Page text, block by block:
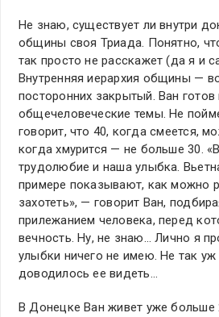
Не знаю, существует ли внутри
общины своя Триада. Понятно,
так просто не расскажет (да я и
Внутренняя иерархия общины —
посторонних закрытый. Ван готов
общечеловеческие темы. Не
говорит, что 40, когда смеется,
когда хмурится — не больше 30.
трудолюбие и наша улыбка.
примере показывают, как можно
захотеть», — говорит Ван,
прилежанием человека, перед
вечность. Ну, не знаю… Лично я
улыбки ничего не имею. Не так уж
доводилось ее видеть…
В Донецке Ван живет уже больше